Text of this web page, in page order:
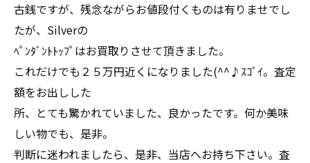
古銭ですが、残念ながらお値段付くものは有りませでし
たが、Silverの
ﾍﾟﾝﾀﾞﾝﾄﾄｯﾌﾟはお買取りさせて頂きました。
これだけでも２５万円近くになりました(^^♪ｽｺﾞｲ。査定
額をお出しした
所、とても驚かれていました、良かったです。何か美味
しい物でも、是非。
判断に迷われましたら、是非、当店へお持ち下さい。査